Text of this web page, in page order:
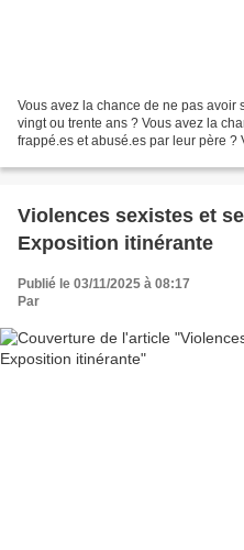
Vous avez la chance de ne pas
vingt ou trente ans ? Vous avez la
frappé.es et abusé.es par leur père
Violences sexistes et
Exposition itinérante
Publié le 03/11/2025 à 08:17
Par